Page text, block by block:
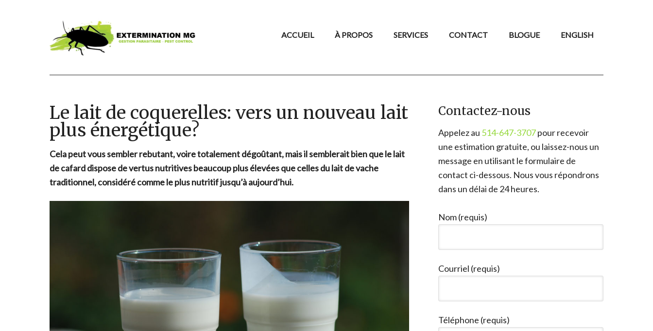
ACCUEIL À PROPOS SERVICES CONTACT BLOGUE ENGLISH
Le lait de coquerelles: vers un nouveau lait
plus énergétique?
Cela peut vous sembler rebutant, voire totalement dégoûtant, mais il semblerait bien que le lait
de cafard dispose de vertus nutritives beaucoup plus élevées que celles du lait de vache
traditionnel, considéré comme le plus nutritif jusqu’à aujourd’hui.
Contactez-nous
Appelez au 514-647-3707pour recevoir
une estimation gratuite, ou laissez-nous un
message en utilisant le formulaire de
contact ci-dessous. Nous vous répondrons
dans un délai de 24 heures.
Nom (requis)
Courriel (requis)
Téléphone (requis)